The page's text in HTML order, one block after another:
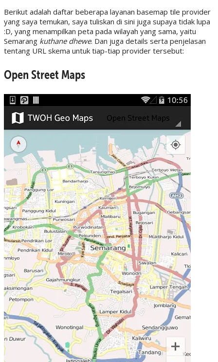
Berikut adalah daftar beberapa layanan basemap tile provider
yang saya temukan, saya tuliskan di sini juga supaya tidak lupa
:D, yang menampilkan peta pada wilayah yang sama, yaitu
Semarang kuthane dhewe. Dan juga details serta penjelasan
tentang URL skema untuk tiap-tiap provider tersebut:
Open Street Maps